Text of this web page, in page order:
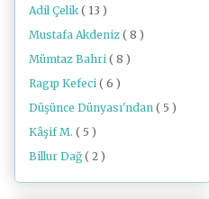
Adil Çelik ( 13 )
Mustafa Akdeniz ( 8 )
Mümtaz Bahri ( 8 )
Ragıp Kefeci ( 6 )
Düşünce Dünyası'ndan ( 5 )
Kâşif M. ( 5 )
Billur Dağ ( 2 )